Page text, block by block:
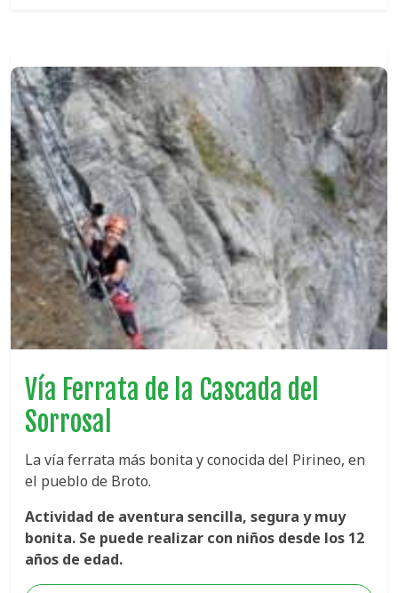
Vía Ferrata de la Cascada del
Sorrosal
La vía ferrata más bonita y conocida del Pirineo, en
el pueblo de Broto.
Actividad de aventura sencilla, segura y muy
bonita. Se puede realizar con niños desde los 12
años de edad.